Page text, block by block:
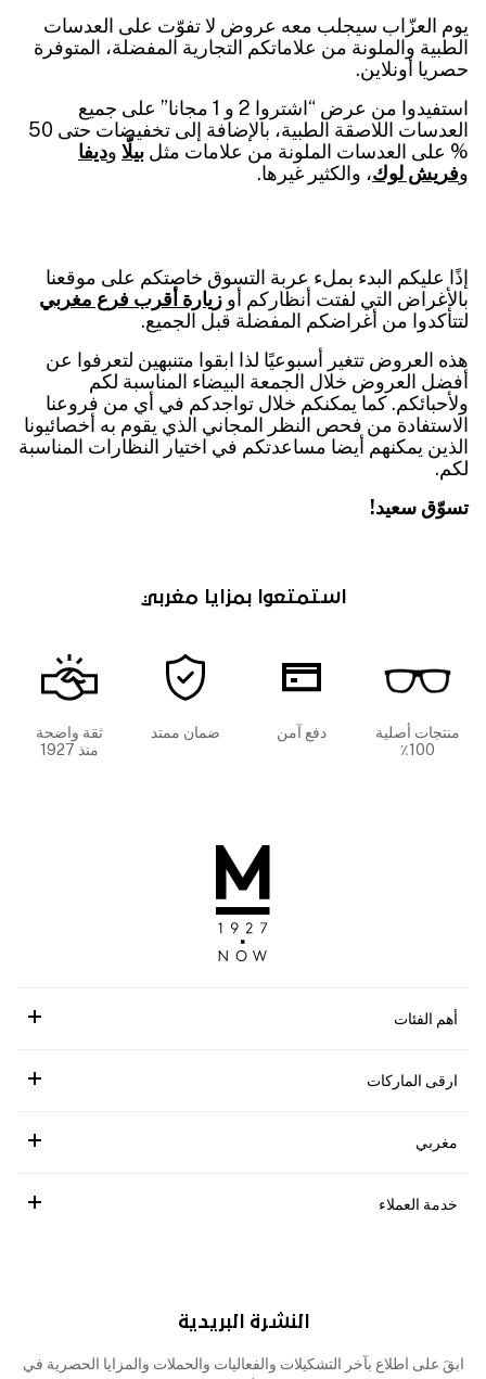
يوم العزّاب سيجلب معه عروض لا تفوّت على العدسات
الطبية والملونة من علاماتكم التجارية المفضلة، المتوفرة
حصريا أونلاين.
استفيدوا من عرض “اشتروا 2 و 1 مجانا” على جميع
العدسات اللاصقة الطبية، بالإضافة إلى تخفيضات حتى 50
% على العدسات الملونة من علامات مثل بيلّا وديفا
وفريش لوك، والكثير غيرها.
إذًا عليكم البدء بملء عربة التسوق خاصتكم على موقعنا
بالأغراض التي لفتت أنظاركم أو زيارة أقرب فرع مغربي
لتتأكدوا من أغراضكم المفضلة قبل الجميع.
هذه العروض تتغير أسبوعيًا لذا ابقوا متنبهين لتعرفوا عن
أفضل العروض خلال الجمعة البيضاء المناسبة لكم
ولأحبائكم. كما يمكنكم خلال تواجدكم في أي من فروعنا
الاستفادة من فحص النظر المجاني الذي يقوم به أخصائيونا
الذين يمكنهم أيضا مساعدتكم في اختيار النظارات المناسبة
لكم.
تسوّق سعيد!
استمتعوا بمزايا مغربي
منتجات أصلية
100٪
دفع آمن ضمان ممتد
ثقة واضحة
منذ 1927
أهم الفئات
ارقى الماركات
مغربي
خدمة العملاء
النشرة البريدية
ابقَ على اطلاع بآخر التشكيلات والفعاليات والحملات والمزايا الحصرية في